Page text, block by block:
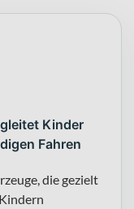
Kinder
Fahren
die gezielt